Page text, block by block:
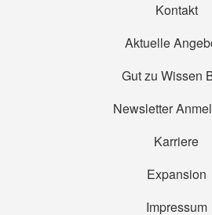
Kontakt
Aktuelle
Gut zu Wissen
Newsletter
Karriere
Expansion
Impressum